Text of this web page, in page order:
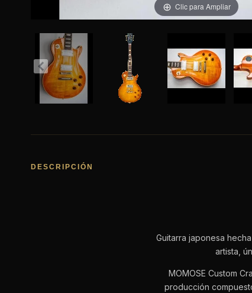
Clic para Ampliar
DESCRIPCIÓN
Guitarra japonesa
artista,
MOMOSE Custom
producción